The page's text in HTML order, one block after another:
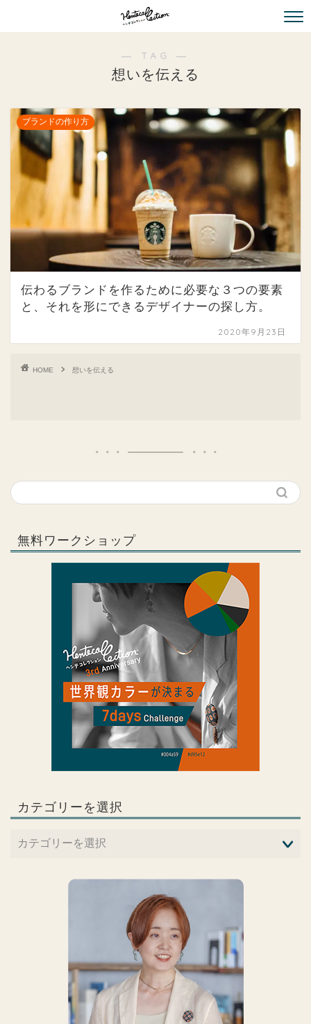
― TAG ―
想いを伝える
ブランドの作り方
伝わるブランドを作るために必要な３つの要素
と、それを形にできるデザイナーの探し方。
2020年9月23日
HOME 想いを伝える
無料ワークショップ
カテゴリーを選択